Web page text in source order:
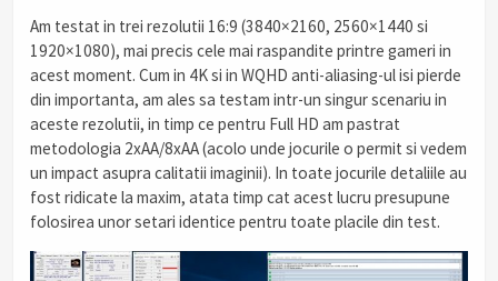
Am testat in trei rezolutii 16:9 (3840×2160, 2560×1440 si
1920×1080), mai precis cele mai raspandite printre gameri in
acest moment. Cum in 4K si in WQHD anti-aliasing-ul isi pierde
din importanta, am ales sa testam intr-un singur scenariu in
aceste rezolutii, in timp ce pentru Full HD am pastrat
metodologia 2xAA/8xAA (acolo unde jocurile o permit si vedem
un impact asupra calitatii imaginii). In toate jocurile detaliile au
fost ridicate la maxim, atata timp cat acest lucru presupune
folosirea unor setari identice pentru toate placile din test.